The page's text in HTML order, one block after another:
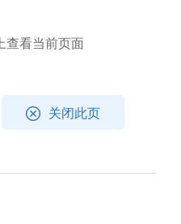
查看当前页面
关闭此页